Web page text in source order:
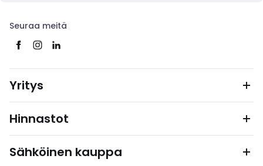
Seuraa meitä
Yritys
Hinnastot
Sähköinen kauppa